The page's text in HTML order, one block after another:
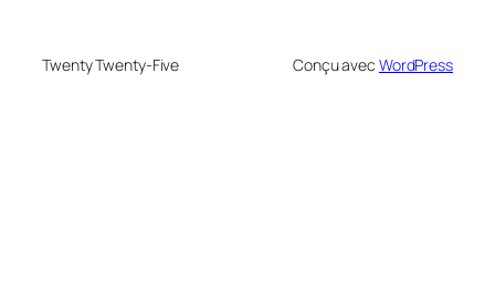
Twenty Twenty-Five Conçu avec WordPress